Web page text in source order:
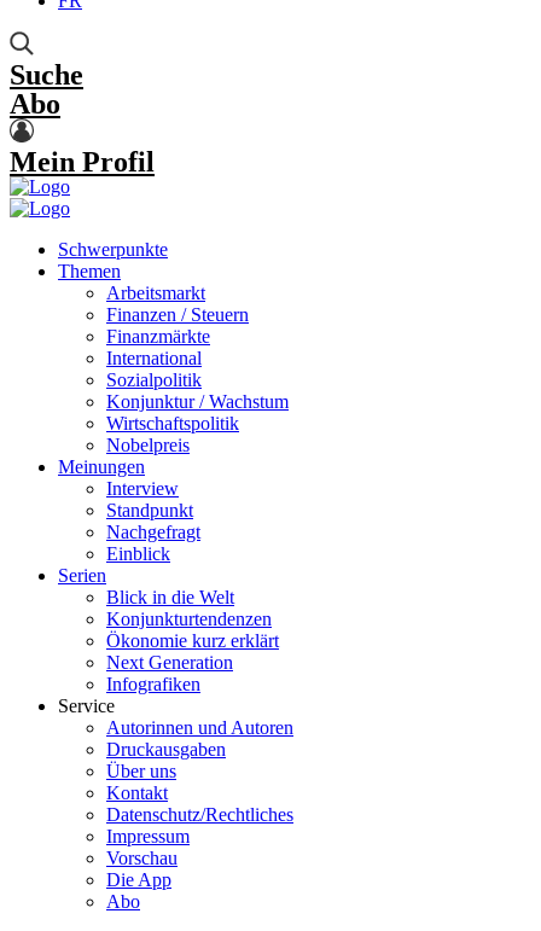
Suche
Abo
Mein Profil
Schwerpunkte
Themen
Arbeitsmarkt
Finanzen / Steuern
Finanzmärkte
International
Sozialpolitik
Konjunktur / Wachstum
Wirtschaftspolitik
Nobelpreis
Meinungen
Interview
Standpunkt
Nachgefragt
Einblick
Serien
Blick in die Welt
Konjunkturtendenzen
Ökonomie kurz erklärt
Next Generation
Infografiken
Service
Autorinnen und Autoren
Druckausgaben
Über uns
Kontakt
Datenschutz/Rechtliches
Impressum
Vorschau
Die App
Abo